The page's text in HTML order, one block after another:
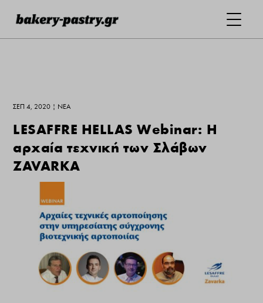
ΣΕΠ 4, 2020 | ΝΕΑ
LESAFFRE HELLAS Webinar: Η
αρχαία τεχνική των Σλάβων
ZAVARKA